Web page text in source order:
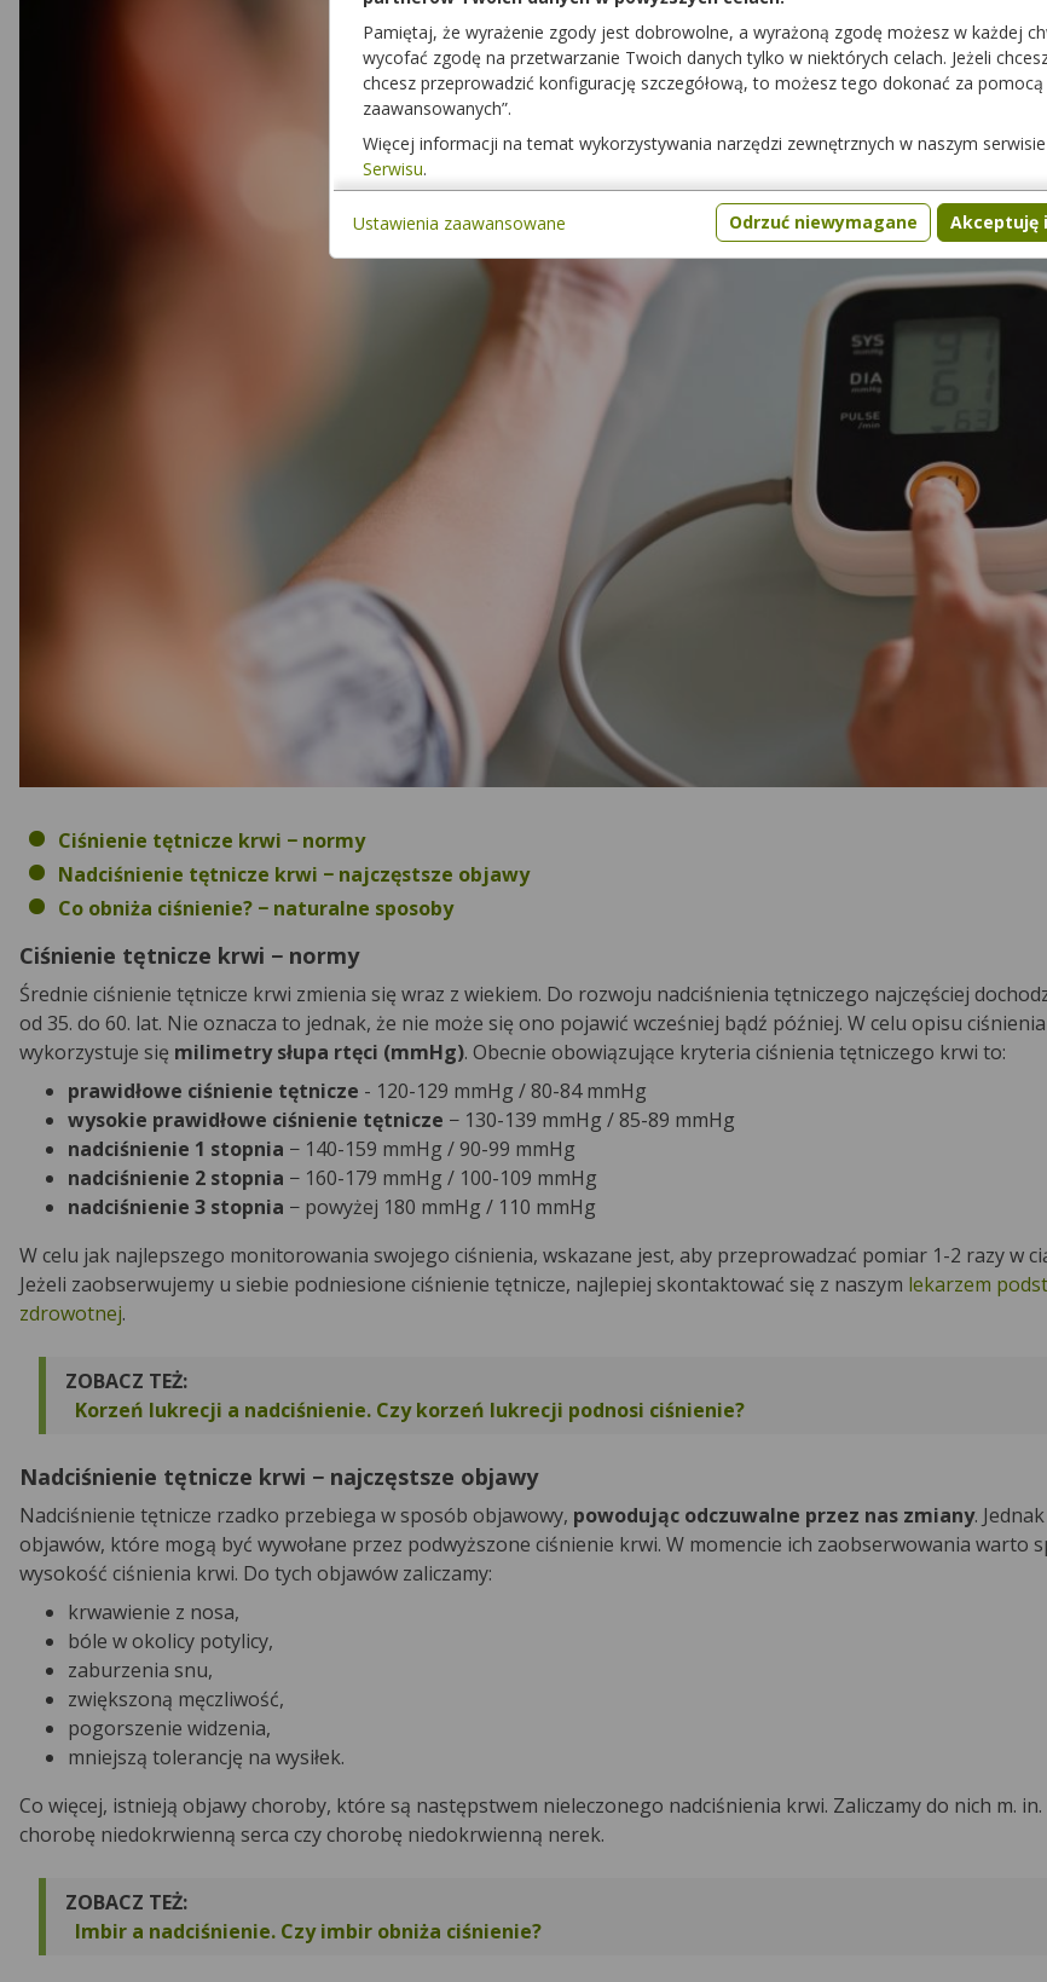
Ciśnienie tętnicze krwi − normy
Nadciśnienie tętnicze krwi − najczęstsze objawy
Co obniża ciśnienie? − naturalne sposoby
Ciśnienie tętnicze krwi − normy
Średnie ciśnienie tętnicze krwi zmienia się wraz z wiekiem. Do rozwoju nadciśnienia tętniczego najczęściej
od 35. do 60. lat. Nie oznacza to jednak, że nie może się ono pojawić wcześniej bądź później. W celu opisu
wykorzystuje się milimetry słupa rtęci (mmHg). Obecnie obowiązujące kryteria ciśnienia tętniczego krwi to:
prawidłowe ciśnienie tętnicze - 120-129 mmHg / 80-84 mmHg
wysokie prawidłowe ciśnienie tętnicze − 130-139 mmHg / 85-89 mmHg
nadciśnienie 1 stopnia − 140-159 mmHg / 90-99 mmHg
nadciśnienie 2 stopnia − 160-179 mmHg / 100-109 mmHg
nadciśnienie 3 stopnia − powyżej 180 mmHg / 110 mmHg
W celu jak najlepszego monitorowania swojego ciśnienia, wskazane jest, aby przeprowadzać pomiar 1-2 razy w
Jeżeli zaobserwujemy u siebie podniesione ciśnienie tętnicze, najlepiej skontaktować się z naszym lekarzem
zdrowotnej.
ZOBACZ TEŻ:
Korzeń lukrecji a nadciśnienie. Czy korzeń lukrecji podnosi ciśnienie?
Nadciśnienie tętnicze krwi − najczęstsze objawy
Nadciśnienie tętnicze rzadko przebiega w sposób objawowy, powodując odczuwalne przez nas zmiany.
objawów, które mogą być wywołane przez podwyższone ciśnienie krwi. W momencie ich zaobserwowania warto
wysokość ciśnienia krwi. Do tych objawów zaliczamy:
krwawienie z nosa,
bóle w okolicy potylicy,
zaburzenia snu,
zwiększoną męczliwość,
pogorszenie widzenia,
mniejszą tolerancję na wysiłek.
Co więcej, istnieją objawy choroby, które są następstwem nieleczonego nadciśnienia krwi. Zaliczamy do nich m.
chorobę niedokrwienną serca czy chorobę niedokrwienną nerek.
ZOBACZ TEŻ:
Imbir a nadciśnienie. Czy imbir obniża ciśnienie?
Pamiętaj, że wyrażenie zgody jest dobrowolne, a wyrażoną zgodę możesz w każdej
wycofać zgodę na przetwarzanie Twoich danych tylko w niektórych celach. Jeżeli
chcesz przeprowadzić konfigurację szczegółową, to możesz tego dokonać za pomocą
zaawansowanych”.
Więcej informacji na temat wykorzystywania narzędzi zewnętrznych w naszym
Serwisu.
Odrzuć niewymagane Akceptuję
Ustawienia zaawansowane